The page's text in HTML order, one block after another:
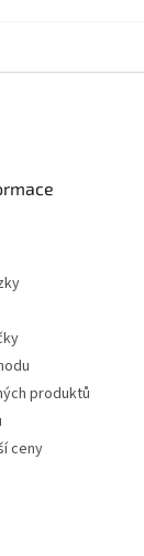
produktů
ceny